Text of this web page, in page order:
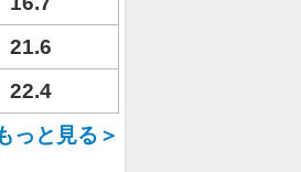
21.6
22.4
っと見る＞